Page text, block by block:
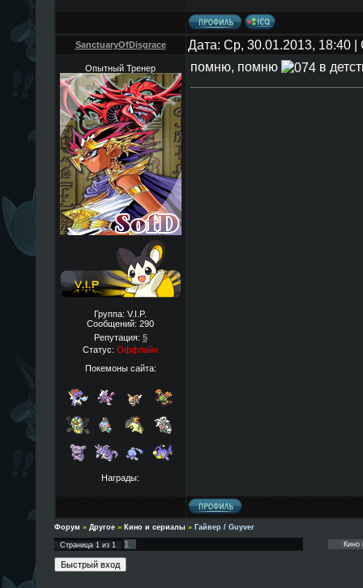
SanctuaryOfDisgrace Дата: Ср, 30.01.2013, 18:40
Опытный Тренер
Группа: V.I.P.
Сообщений: 290
Репутация: 5
Статус: Оффлайн
Покемоны сайта:
Награды:
помню, помню в
Форум » Другое » Кино и сериалы » Гайвер / Guyver
Страница 1из 1 1